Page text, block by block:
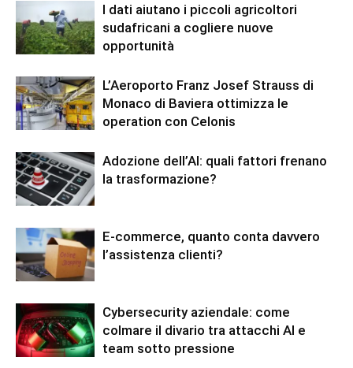
I dati aiutano i piccoli agricoltori
sudafricani a cogliere nuove
opportunità
L’Aeroporto Franz Josef Strauss di
Monaco di Baviera ottimizza le
operation con Celonis
Adozione dell’AI: quali fattori frenano
la trasformazione?
E-commerce, quanto conta davvero
l’assistenza clienti?
Cybersecurity aziendale: come
colmare il divario tra attacchi AI e
team sotto pressione